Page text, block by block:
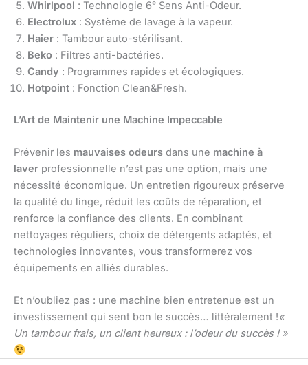
Whirlpool : Technologie 6ᵉ Sens Anti-Odeur.
Electrolux : Système de lavage à la vapeur.
Haier : Tambour auto-stérilisant.
Beko : Filtres anti-bactéries.
Candy : Programmes rapides et écologiques.
Hotpoint : Fonction Clean&Fresh.
L’Art de Maintenir une Machine Impeccable
Prévenir les mauvaises odeurs dans une machine à
laver professionnelle n’est pas une option, mais une
nécessité économique. Un entretien rigoureux préserve
la qualité du linge, réduit les coûts de réparation, et
renforce la confiance des clients. En combinant
nettoyages réguliers, choix de détergents adaptés, et
technologies innovantes, vous transformerez vos
équipements en alliés durables.
Et n’oubliez pas : une machine bien entretenue est un
investissement qui sent bon le succès… littéralement !«
Un tambour frais, un client heureux : l’odeur du succès ! »